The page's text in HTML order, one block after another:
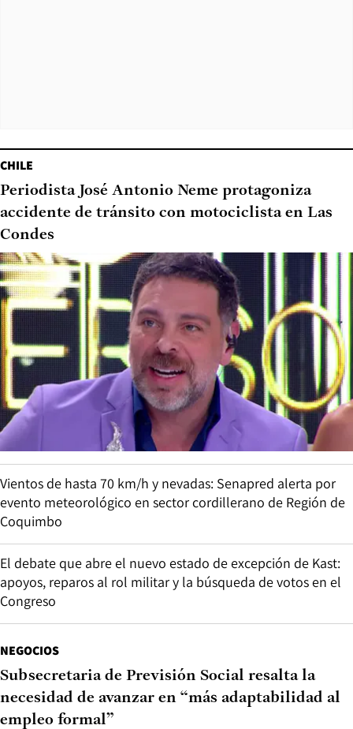
CHILE
Periodista José Antonio Neme protagoniza
accidente de tránsito con motociclista en Las
Condes
Vientos de hasta 70 km/h y nevadas: Senapred alerta por
evento meteorológico en sector cordillerano de Región de
Coquimbo
El debate que abre el nuevo estado de excepción de Kast:
apoyos, reparos al rol militar y la búsqueda de votos en el
Congreso
NEGOCIOS
Subsecretaria de Previsión Social resalta la
necesidad de avanzar en “más adaptabilidad al
empleo formal”